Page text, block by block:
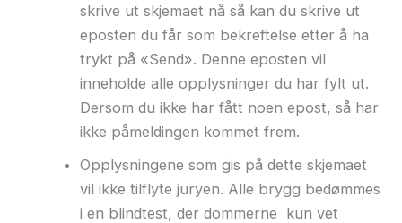
skrive ut skjemaet nå så kan du skrive ut
eposten du får som bekreftelse etter å ha
trykt på «Send». Denne eposten vil
inneholde alle opplysninger du har fylt ut.
Dersom du ikke har fått noen epost, så har
ikke påmeldingen kommet frem.
Opplysningene som gis på dette skjemaet
vil ikke tilflyte juryen. Alle brygg bedømmes
i en blindtest, der dommerne kun vet